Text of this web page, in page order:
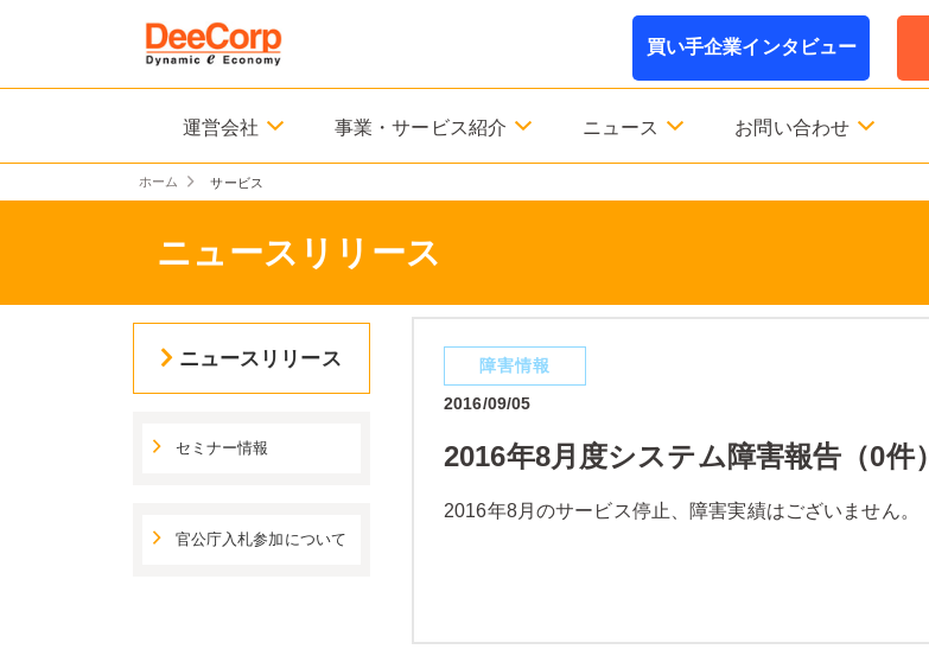
買い手企業インタビュー
運営会社 事業・サービス紹介 ニュース お問い合わせ
ホーム サービス
ニュースリリース
障害情報
2016/09/05
2016年8月度システム障害報告（0件）
2016年8月のサービス停止、障害実績はございません。
ニュースリリース
セミナー情報
官公庁入札参加について